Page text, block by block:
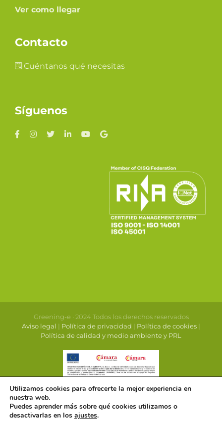
Ver como llegar
Contacto
Cuéntanos qué necesitas
Síguenos
Greening-e · 2024 Todos los derechos reservados
Aviso legal | Política de privacidad | Política de cookies |
Política de calidad y medio ambiente y PRL
Utilizamos cookies para ofrecerte la mejor experiencia en
nuestra web.
Puedes aprender más sobre qué cookies utilizamos o
desactivarlas en los ajustes.